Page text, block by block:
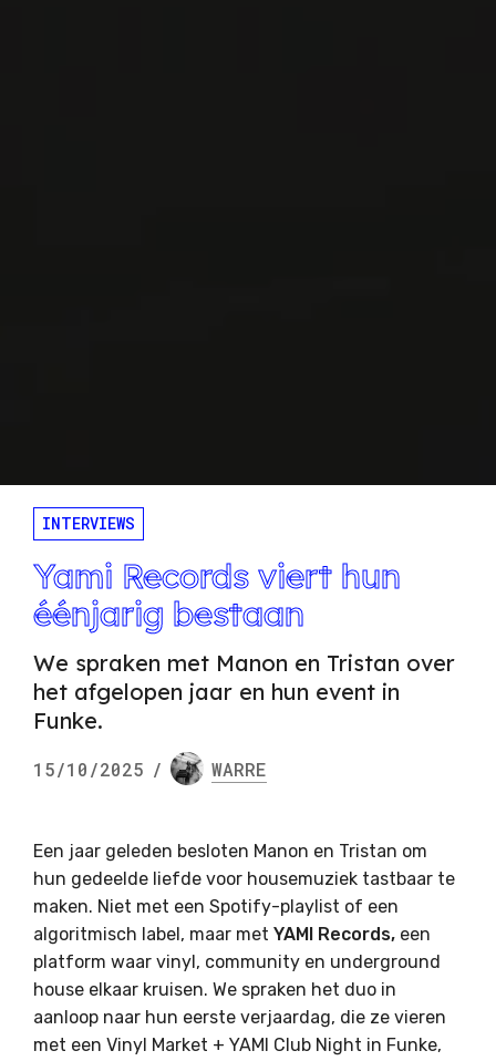
INTERVIEWS
Yami Records viert hun
éénjarig bestaan
We spraken met Manon en Tristan over
het afgelopen jaar en hun event in
Funke.
15/10/2025 / WARRE
Een jaar geleden besloten Manon en Tristan om
hun gedeelde liefde voor housemuziek tastbaar te
maken. Niet met een Spotify-playlist of een
algoritmisch label, maar met YAMI Records, een
platform waar vinyl, community en underground
house elkaar kruisen. We spraken het duo in
aanloop naar hun eerste verjaardag, die ze vieren
met een Vinyl Market + YAMI Club Night in Funke,